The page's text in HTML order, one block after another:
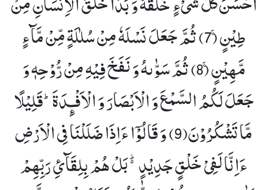
طِیْنٍۚ (7) ثُمَّ جَعَلَ نَسْلَهٗ مِنْ سُلٰلَةٍ مِّنْ مَّآءٍ
مَّهِیْنٍۚ (8) ثُمَّ سَوّٰىهُ وَ نَفَخَ فِیْهِ مِنْ رُّوْحِهٖ وَ
جَعَلَ لَكُمُ السَّمْعَ وَ الْاَبْصَارَ وَ الْاَفْـٕدَةَؕ-قَلِیْلًا
مَّا تَشْكُرُوْنَ(9) وَ قَالُوْۤا ءَاِذَا ضَلَلْنَا فِی الْاَرْضِ
ءَاِنَّا لَفِیْ خَلْقٍ جَدِیْدٍ۬ؕ-بَلْ هُمْ بِلِقَآئِ رَبِّهِمْ